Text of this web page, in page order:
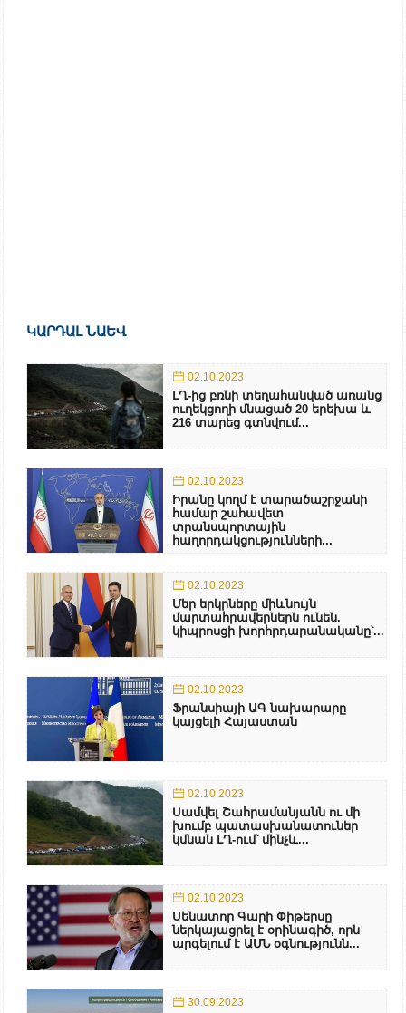
ԿԱՐԴԱԼ ՆԱԵՎ
02.10.2023
ԼՂ-ից բռնի տեղահանված առանց
ուղեկցողի մնացած 20 երեխա և
216 տարեց գտնվում...
02.10.2023
Իրանը կողմ է տարածաշրջանի
համար շահավետ
տրանսպորտային
հաղորդակցությունների...
02.10.2023
Մեր երկրները միևնույն
մարտահրավերներն ունեն.
կիպրոսցի խորհրդարանականը՝...
02.10.2023
Ֆրանսիայի ԱԳ նախարարը
կայցելի Հայաստան
02.10.2023
Սամվել Շահրամանյանն ու մի
խումբ պատասխանատուներ
կմնան ԼՂ-ում՝ մինչև...
02.10.2023
Սենատոր Գարի Փիթերսը
ներկայացրել է օրինագիծ, որն
արգելում է ԱՄՆ օգնությունն...
30.09.2023